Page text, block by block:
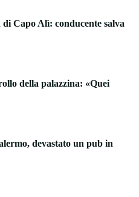
Capo Alì: conducente salva
della palazzina: «Quei
devastato un pub in